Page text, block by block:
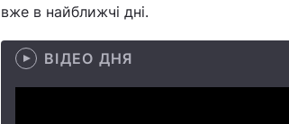
вже в найближчі дні.
ВІДЕО ДНЯ